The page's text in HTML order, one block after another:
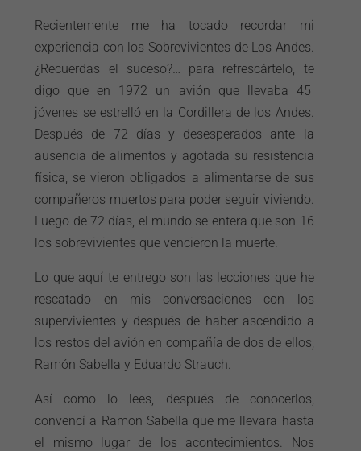
Recientemente me ha tocado recordar mi
experiencia con los Sobrevivientes de Los Andes.
¿Recuerdas el suceso?… para refrescártelo, te
digo que en 1972 un avión que llevaba 45
jóvenes se estrelló en la Cordillera de los Andes.
Después de 72 días y desesperados ante la
ausencia de alimentos y agotada su resistencia
física, se vieron obligados a alimentarse de sus
compañeros muertos para poder seguir viviendo.
Luego de 72 días, el mundo se entera que son 16
los sobrevivientes que vencieron la muerte.
Lo que aquí te entrego son las lecciones que he
rescatado en mis conversaciones con los
supervivientes y después de haber ascendido a
los restos del avión en compañía de dos de ellos,
Ramón Sabella y Eduardo Strauch.
Así como lo lees, después de conocerlos,
convencí a Ramon Sabella que me llevara hasta
el mismo lugar de los acontecimientos. Nos